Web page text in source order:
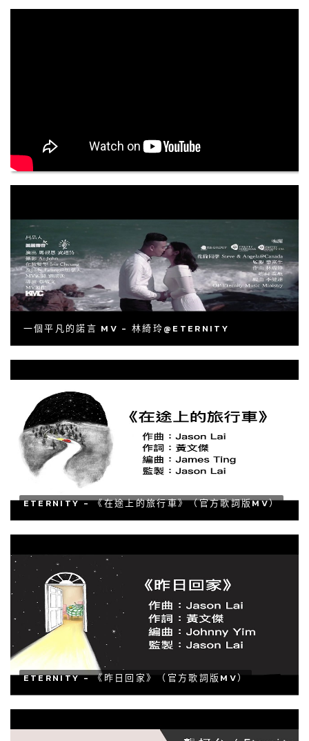
一個平凡的諾言 MV - 林綺玲@ETERNITY
ETERNITY - 《在途上的旅行車》（官方歌詞版MV）
ETERNITY - 《昨日回家》（官方歌詞版MV）